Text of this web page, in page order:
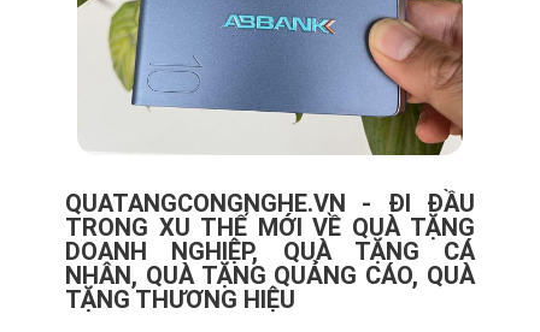
QUATANGCONGNGHE.VN - ĐI ĐẦU
TRONG XU THẾ MỚI VỀ QUÀ TẶNG
DOANH NGHIỆP, QUÀ TẶNG CÁ
NHÂN, QUÀ TẶNG QUẢNG CÁO, QUÀ
TẶNG THƯƠNG HIỆU